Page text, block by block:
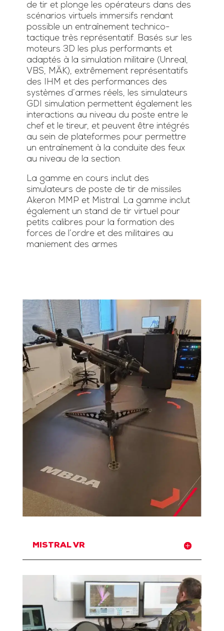
de tir et plonge les opérateurs dans des
scénarios virtuels immersifs rendant
possible un entraînement technico-
tactique très représentatif. Basés sur les
moteurs 3D les plus performants et
adaptés à la simulation militaire (Unreal,
VBS, MÄK), extrêmement représentatifs
des IHM et des performances des
systèmes d’armes réels, les simulateurs
GDI simulation permettent également les
interactions au niveau du poste entre le
chef et le tireur, et peuvent être intégrés
au sein de plateformes pour permettre
un entraînement à la conduite des feux
au niveau de la section.
La gamme en cours inclut des
simulateurs de poste de tir de missiles
Akeron MMP et Mistral. La gamme inclut
également un stand de tir virtuel pour
petits calibres pour la formation des
forces de l’ordre et des militaires au
maniement des armes
MISTRAL VR